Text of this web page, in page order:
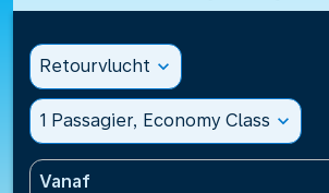
Retourvlucht expand_more
1 Passagier, Economy Class expand_more
Vanaf